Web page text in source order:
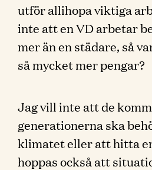
utför allihopa viktiga
inte att en VD arbetar
mer än en städare, så
så mycket mer pengar?
Jag vill inte att de
generationerna ska
klimatet eller att hitta
hoppas också att